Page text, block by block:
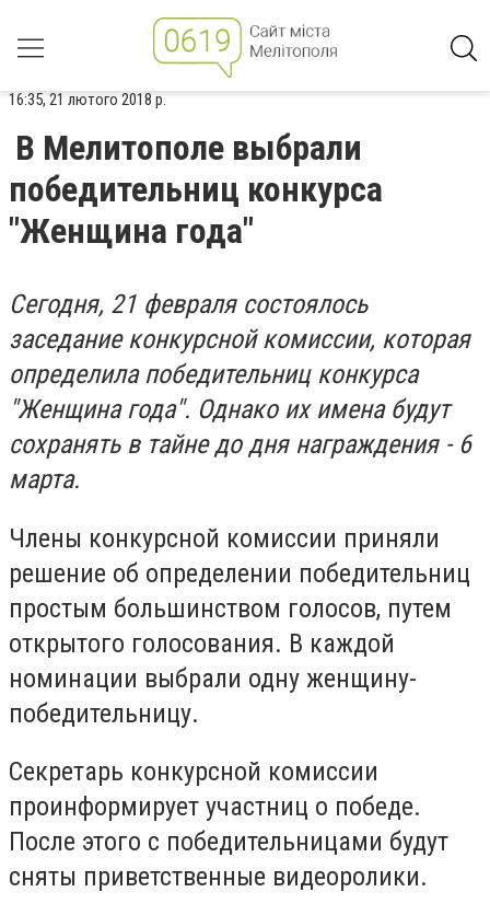
16:35, 21 лютого 2018 р.
В Мелитополе выбрали
победительниц конкурса
"Женщина года"
Сегодня, 21 февраля состоялось
заседание конкурсной комиссии, которая
определила победительниц конкурса
"Женщина года". Однако их имена будут
сохранять в тайне до дня награждения - 6
марта.
Члены конкурсной комиссии приняли
решение об определении победительниц
простым большинством голосов, путем
открытого голосования. В каждой
номинации выбрали одну женщину-
победительницу.
Секретарь конкурсной комиссии
проинформирует участниц о победе.
После этого с победительницами будут
сняты приветственные видеоролики.